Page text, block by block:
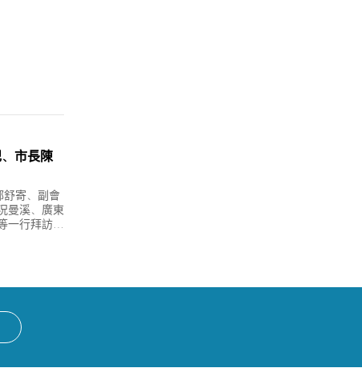
市長陳
舒寄、副會
曼溪、廣東
一行拜訪肇